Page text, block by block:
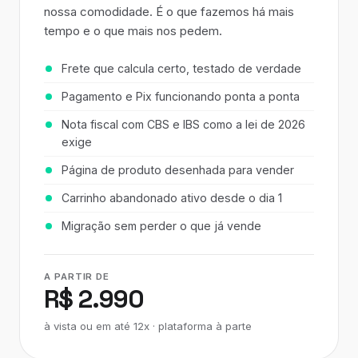
nossa comodidade. É o que fazemos há mais
tempo e o que mais nos pedem.
Frete que calcula certo, testado de verdade
Pagamento e Pix funcionando ponta a ponta
Nota fiscal com CBS e IBS como a lei de 2026
exige
Página de produto desenhada para vender
Carrinho abandonado ativo desde o dia 1
Migração sem perder o que já vende
A PARTIR DE
R$ 2.990
à vista ou em até 12x · plataforma à parte